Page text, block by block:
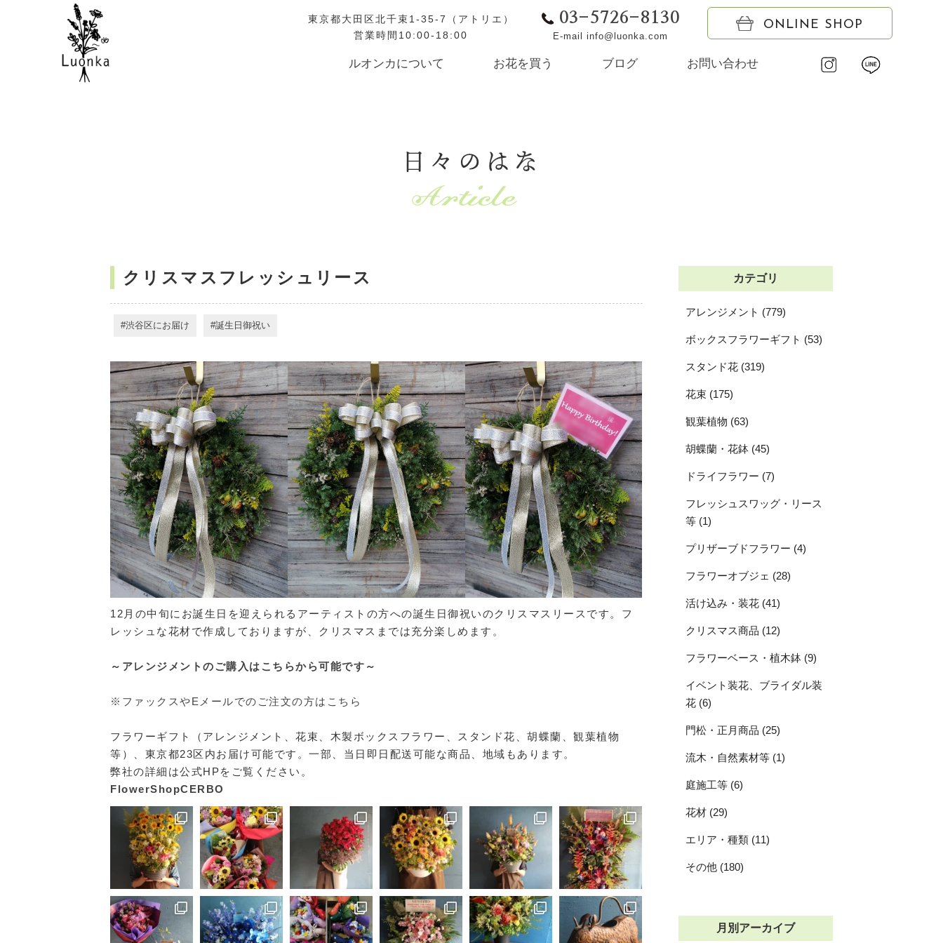
東京都大田区北千束1-35-7（アトリエ）
営業時間10:00-18:00
03-5726-8130
E-mail info@luonka.com
ONLINE SHOP
ルオンカについて お花を買う ブログ お問い合わせ
日々のはな
クリスマスフレッシュリース
渋谷区にお届け 誕生日御祝い
12月の中旬にお誕生日を迎えられるアーティストの方への誕生日御祝いのクリスマスリースです。フ
レッシュな花材で作成しておりますが、クリスマスまでは充分楽しめます。
～アレンジメントのご購入はこちらから可能です～
※ファックスやEメールでのご注文の方はこちら
フラワーギフト（アレンジメント、花束、木製ボックスフラワー、スタンド花、胡蝶蘭、観葉植物
等）、東京都23区内お届け可能です。一部、当日即日配送可能な商品、地域もあります。
弊社の詳細は公式HPをご覧ください。
FlowerShopCERBO
カテゴリ
アレンジメント (779)
ボックスフラワーギフト (53)
スタンド花 (319)
花束 (175)
観葉植物 (63)
胡蝶蘭・花鉢 (45)
ドライフラワー (7)
フレッシュスワッグ・リース
等 (1)
プリザーブドフラワー (4)
フラワーオブジェ (28)
活け込み・装花 (41)
クリスマス商品 (12)
フラワーベース・植木鉢 (9)
イベント装花、ブライダル装
花 (6)
門松・正月商品 (25)
流木・自然素材等 (1)
庭施工等 (6)
花材 (29)
エリア・種類 (11)
その他 (180)
月別アーカイブ